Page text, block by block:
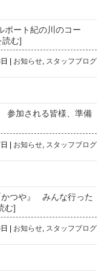
ポート紀の川のコー
読む]
| お知らせ, スタッフブログ
加される皆様、準備
| お知らせ, スタッフブログ
つや』 みんな行った
む]
| お知らせ, スタッフブログ